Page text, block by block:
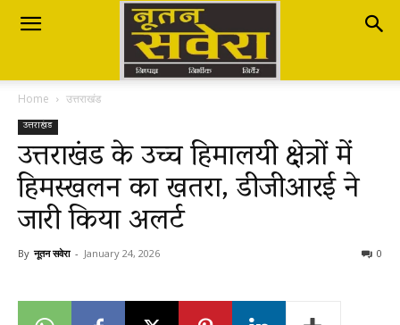
Nutan
Savera
नूतन
सवेरा
Home उत्तराखंड
उत्तराखंड
उत्तराखंड के उच्च हिमालयी क्षेत्रों में
हिमस्खलन का खतरा, डीजीआरई ने
जारी किया अलर्ट
By नूतन सवेरा - January 24, 2026 0